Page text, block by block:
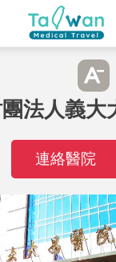
法人義大
連絡醫院